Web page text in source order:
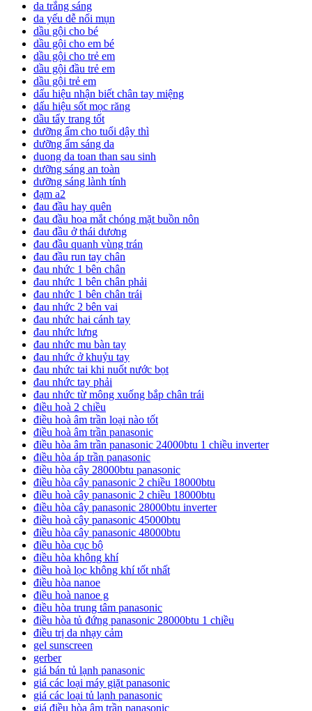
da trắng sáng
da yếu dễ nổi mụn
dầu gội cho bé
dầu gội cho em bé
dầu gội cho trẻ em
dầu gội đầu trẻ em
dầu gội trẻ em
dấu hiệu nhận biết chân tay miệng
dấu hiệu sốt mọc răng
dầu tẩy trang tốt
dưỡng ẩm cho tuổi dậy thì
dưỡng ẩm sáng da
duong da toan than sau sinh
dưỡng sáng an toàn
dưỡng sáng lành tính
đạm a2
đau đầu hay quên
đau đầu hoa mắt chóng mặt buồn nôn
đau đầu ở thái dương
đau đầu quanh vùng trán
đau đầu run tay chân
đau nhức 1 bên chân
đau nhức 1 bên chân phải
đau nhức 1 bên chân trái
đau nhức 2 bên vai
đau nhức hai cánh tay
đau nhức lưng
đau nhức mu bàn tay
đau nhức ở khuỷu tay
đau nhức tai khi nuốt nước bọt
đau nhức tay phải
đau nhức từ mông xuống bắp chân trái
điều hoà 2 chiều
điều hoà âm trần loại nào tốt
điều hoà âm trần panasonic
điều hòa âm trần panasonic 24000btu 1 chiều inverter
điều hòa áp trần panasonic
điều hòa cây 28000btu panasonic
điều hòa cây panasonic 2 chiều 18000btu
điều hoà cây panasonic 2 chiều 18000btu
điều hòa cây panasonic 28000btu inverter
điều hoà cây panasonic 45000btu
điều hòa cây panasonic 48000btu
điều hòa cục bộ
điều hòa không khí
điều hoà lọc không khí tốt nhất
điều hòa nanoe
điều hoà nanoe g
điều hòa trung tâm panasonic
điều hòa tủ đứng panasonic 28000btu 1 chiều
điều trị da nhạy cảm
gel sunscreen
gerber
giá bán tủ lạnh panasonic
giá các loại máy giặt panasonic
giá các loại tủ lạnh panasonic
giá điều hòa âm trần panasonic